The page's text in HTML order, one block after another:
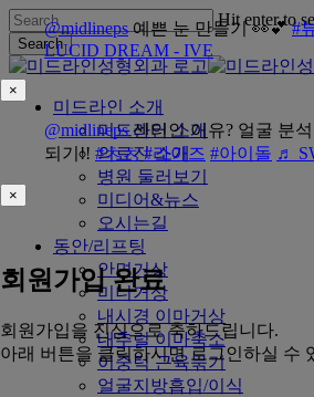
Skip
to
main
content
Hit enter to
Search
Close
Search
Menu
미드라인 소개
미드라인 소개
의료진 소개
병원 둘러보기
미디어&뉴스
오시는길
동안/리프팅
안면거상
미니거상
내시경 이마거상
내추럴 이마축소
이중턱 근육묶기
얼굴지방흡입/이식
@midlineps예쁜 눈 만들기 👀💕#
LUCID DREAM - IVE
×
@midlineps센터인 이유? 얼굴 분
되기!! #ㅊㅊ #라이즈 #아이돌 ♬
×
회원가입 완료
회원가입을 진심으로 축하드립니다.
아래 버튼을 클릭하시면 로그인하실 수